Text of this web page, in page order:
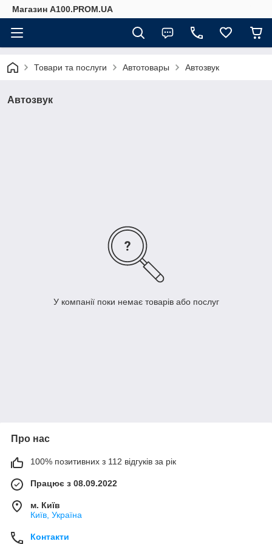
Магазин A100.PROM.UA
Товари та послуги Автотовары Автозвук
Автозвук
У компанії поки немає товарів або послуг
Про нас
100% позитивних з 112 відгуків за рік
Працює з 08.09.2022
м. Київ
Київ, Україна
Контакти